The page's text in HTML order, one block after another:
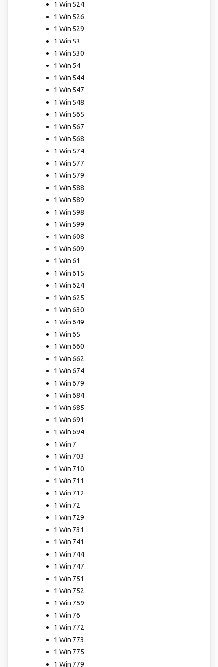
1 Win 524
1 Win 526
1 Win 529
1 Win 53
1 Win 530
1 Win 54
1 Win 544
1 Win 547
1 Win 548
1 Win 565
1 Win 567
1 Win 568
1 Win 574
1 Win 577
1 Win 579
1 Win 588
1 Win 589
1 Win 598
1 Win 599
1 Win 608
1 Win 609
1 Win 61
1 Win 615
1 Win 624
1 Win 625
1 Win 630
1 Win 649
1 Win 65
1 Win 660
1 Win 662
1 Win 674
1 Win 679
1 Win 684
1 Win 685
1 Win 691
1 Win 694
1 Win 7
1 Win 703
1 Win 710
1 Win 711
1 Win 712
1 Win 72
1 Win 729
1 Win 731
1 Win 741
1 Win 744
1 Win 747
1 Win 751
1 Win 752
1 Win 759
1 Win 76
1 Win 772
1 Win 773
1 Win 775
1 Win 779